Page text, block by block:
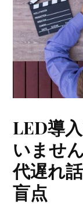
LED導
いませ
代遅れ
盲点